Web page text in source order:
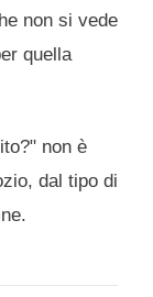
non si vede
quella
non è
dal tipo di